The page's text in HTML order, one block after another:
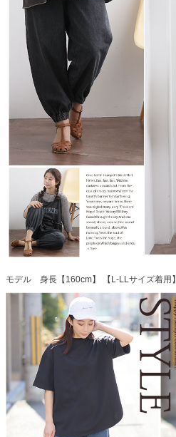
モデル 身長【160cm】 【L-LLサイズ着用】